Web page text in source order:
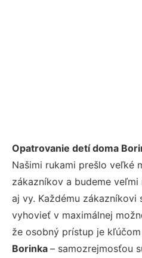
Opatrovanie detí doma
Našimi rukami prešlo veľké
zákazníkov a budeme
aj vy. Každému zákazníkovi
vyhovieť v maximálnej
že osobný prístup je
Borinka – samozrejmosťou